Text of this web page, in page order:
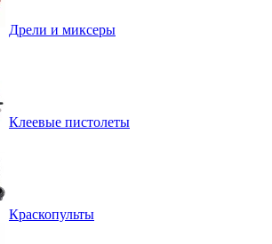
Дрели и миксеры
Клеевые пистолеты
Краскопульты